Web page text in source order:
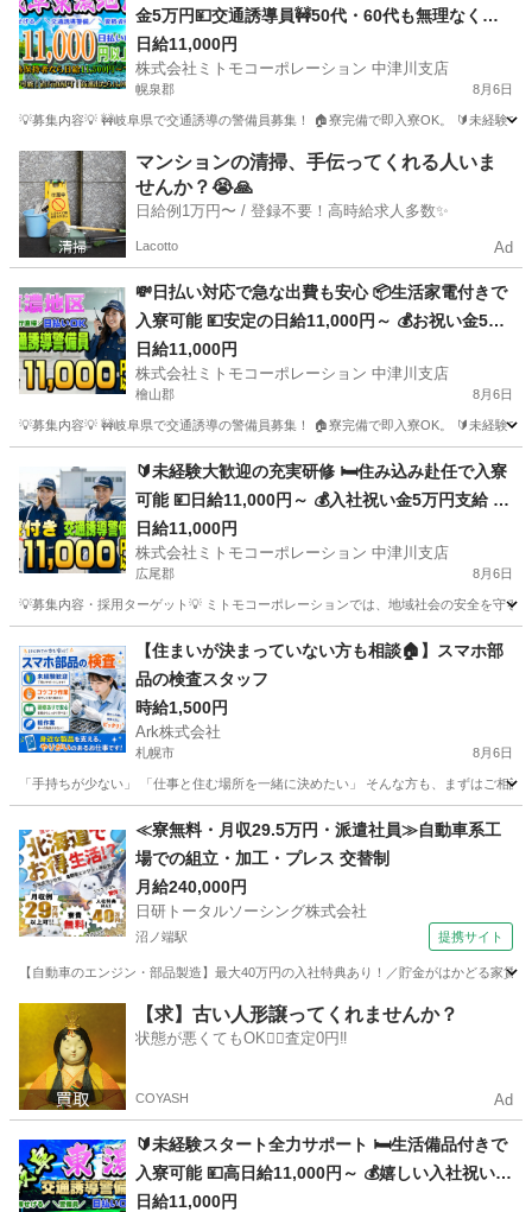
金5万円💴交通誘導員🚧50代・60代も無理なく働
ける環境🌸寮完備で新生活をバックアップ🎒Web
面接対応で履歴書不要📱まずは気軽にご応募くだ
さい🤝
日給11,000円
株式会社ミトモコーポレーション 中津川支店
幌泉郡 8月6日
💡募集内容💡 🚧岐阜県で交通誘導の警備員募集！ 🏠寮完備で即入寮OK。 🔰未経験
北海道 幌泉郡 警備員 無料
マンションの清掃、手伝ってくれる人いま
せんか？😭🙏
日給例1万円〜 / 登録不要！高時給求人多数✨
Lacotto Ad
💸日払い対応で急な出費も安心 📦生活家電付きで
入寮可能 💴安定の日給11,000円～ 💰お祝い金5万
円プレゼント 🚧岐阜県で安定の警備スタッフ 🚗地
方からの乗り込み費用補助 🔰未経験でも安心の教
育体制 💻自宅から便利なWeb面接
日給11,000円
株式会社ミトモコーポレーション 中津川支店
檜山郡 8月6日
💡募集内容💡 🚧岐阜県で交通誘導の警備員募集！ 🏠寮完備で即入寮OK。 🔰未経験
警備員 無料
🔰未経験大歓迎の充実研修 🛏️住み込み赴任で入寮
可能 💴日給11,000円～ 💰入社祝い金5万円支給 🚧
岐阜県で安定の警備スタッフ 🚅地方からの乗り込
み費用補助 💻スマホで簡単Web面接 💸日払い対応
で急な出費も安心
日給11,000円
株式会社ミトモコーポレーション 中津川支店
広尾郡 8月6日
💡募集内容・採用ターゲット💡 ミトモコーポレーションでは、地域社会の安全を守
警備員 無料
【住まいが決まっていない方も相談🏠】スマホ部
品の検査スタッフ
時給1,500円
Ark株式会社
札幌市 8月6日
「手持ちが少ない」 「仕事と住む場所を一緒に決めたい」 そんな方も、まずはご相
工場 スタッフ
≪寮無料・月収29.5万円・派遣社員≫自動車系工
場での組立・加工・プレス 交替制
月給240,000円
日研トータルソーシング株式会社
沼ノ端駅 提携サイト
【自動車のエンジン・部品製造】最大40万円の入社特典あり！／貯金がはかどる家
苫小牧市 沼ノ端駅 その他
【求】古い人形譲ってくれませんか？
状態が悪くてもOK🙆‍♀️査定0円‼️
COYASH Ad
🔰未経験スタート全力サポート 🛏️生活備品付きで
入寮可能 💴高日給11,000円～ 💰嬉しい入社祝い金
5万円 👮岐阜県東濃エリアで警備 🚅赴任旅費は会
日給11,000円